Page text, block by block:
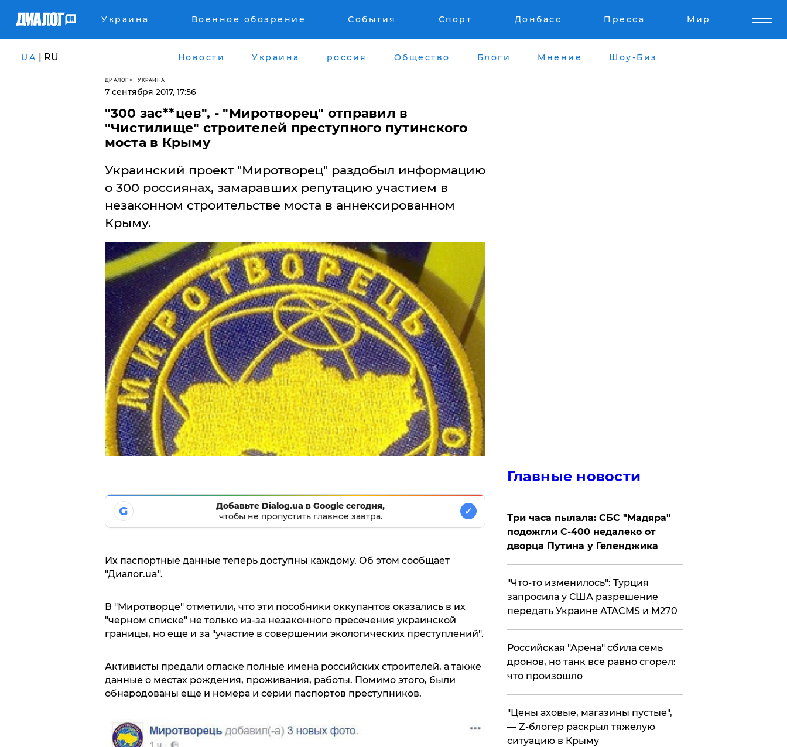
Украина Военное обозрение События Спорт Донбасс Пресса Мир
UA | RU Новости Украина россия Общество Блоги Мнение Шоу-Биз
ДИАЛОГ УКРАИНА
7 сентября 2017, 17:56
​"300 зас**цев", - "Миротворец" отправил в
"Чистилище" строителей преступного путинского
моста в Крыму
Украинский проект "Миротворец" раздобыл информацию
о 300 россиянах, замаравших репутацию участием в
незаконном строительстве моста в аннексированном
Крыму.
G
Добавьте Dialog.ua в Google сегодня,
чтобы не пропустить главное завтра.
✓
Их паспортные данные теперь доступны каждому. Об этом сообщает
"Диалог.ua".
В "Миротворце" отметили, что эти пособники оккупантов оказались в их
"черном списке" не только из-за незаконного пресечения украинской
границы, но еще и за "участие в совершении экологических преступлений".
Активисты предали огласке полные имена российских строителей, а также
данные о местах рождения, проживания, работы. Помимо этого, были
обнародованы еще и номера и серии паспортов преступников.
Главные новости
Три часа пылала: СБС "Мадяра"
подожгли С-400 недалеко от
дворца Путина у Геленджика
​"Что-то изменилось": Турция
запросила у США разрешение
передать Украине ATACMS и M270
​Российская "Арена" сбила семь
дронов, но танк все равно сгорел:
что произошло
​"Цены аховые, магазины пустые",
— Z-блогер раскрыл тяжелую
ситуацию в Крыму